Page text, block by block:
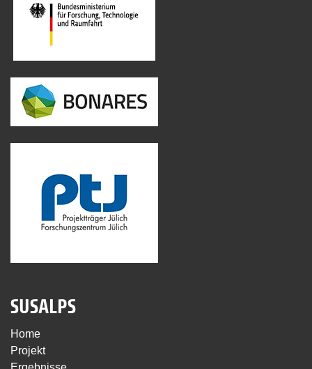
SUSALPS
Home
Projekt